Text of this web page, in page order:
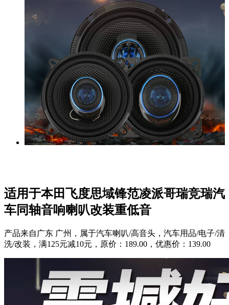
适用于本田飞度思域锋范凌派哥瑞竞瑞汽
车同轴音响喇叭改装重低音
产品来自广东 广州，属于汽车喇叭/高音头，汽车用品/电子/清
洗/改装，满125元减10元，原价：189.00，优惠价：139.00